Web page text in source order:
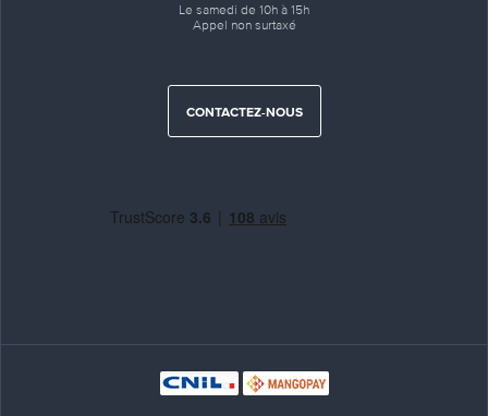
Le samedi de 10h à 15h
Appel non surtaxé
CONTACTEZ-NOUS